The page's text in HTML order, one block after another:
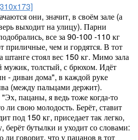
они, значит, в своём зале (а
выходит на улицу). Парни
все за 90-100 -110 кг
приличные, чем и гордятся. В тот
штанге стоял вес 150 кг. Мимо зала
мужик, толстый, с брюхом. Идёт
- диван дома", в каждой руке
(между пальцами держит).
"Эх, пацаны, я ведь тоже когда-то
ли свою молодость. Берёт, ставит
под 150 кг, приседает так легко,
берёт бутылки и уходит со словами:
говорит, что у пацанов в тот